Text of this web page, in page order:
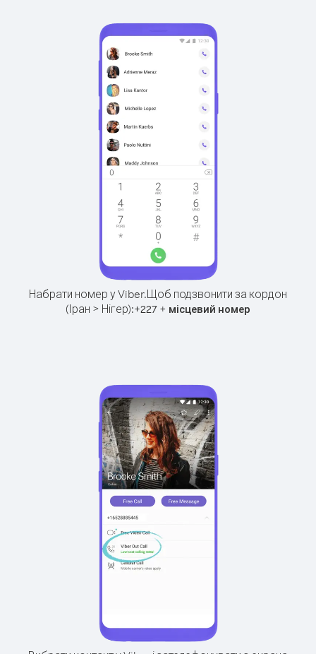
Набрати номер у Viber.Щоб подзвонити за кордон
(Іран > Нігер):+227 + місцевий номер